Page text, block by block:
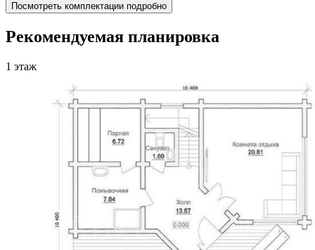
Посмотреть комплектации подробно
Рекомендуемая планировка
1 этаж